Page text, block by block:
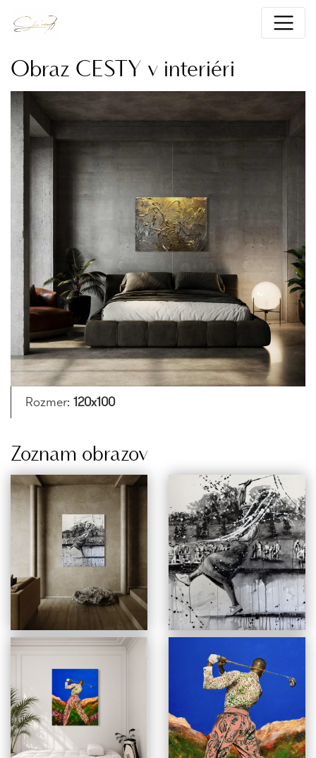
Obraz CESTY v interiéri
Rozmer: 120x100
Zoznam obrazov